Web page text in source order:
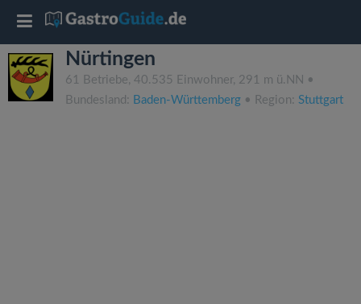
Nürtingen
61 Betriebe, 40.535 Einwohner, 291 m ü.NN •
Bundesland: Baden-Württemberg • Region: Stuttgart
T
o
g